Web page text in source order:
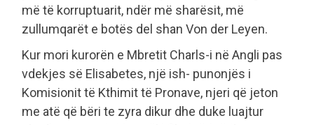
më të korruptuarit, ndër më sharësit, më
zullumqarët e botës del shan Von der Leyen.
Kur mori kurorën e Mbretit Charls-i në Angli pas
vdekjes së Elisabetes, një ish- punonjës i
Komisionit të Kthimit të Pronave, njeri që jeton
me atë që bëri te zyra dikur dhe duke luajtur